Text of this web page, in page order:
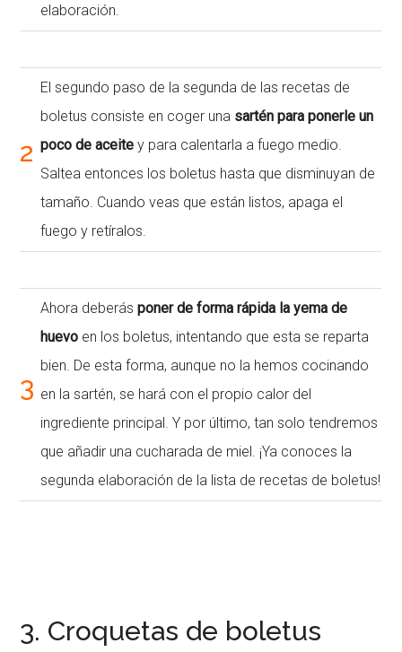
elaboración.
2
El segundo paso de la segunda de las recetas de
boletus consiste en coger una sartén para ponerle un
poco de aceite y para calentarla a fuego medio.
Saltea entonces los boletus hasta que disminuyan de
tamaño. Cuando veas que están listos, apaga el
fuego y retíralos.
3
Ahora deberás poner de forma rápida la yema de
huevo en los boletus, intentando que esta se reparta
bien. De esta forma, aunque no la hemos cocinando
en la sartén, se hará con el propio calor del
ingrediente principal. Y por último, tan solo tendremos
que añadir una cucharada de miel. ¡Ya conoces la
segunda elaboración de la lista de recetas de boletus!
3. Croquetas de boletus